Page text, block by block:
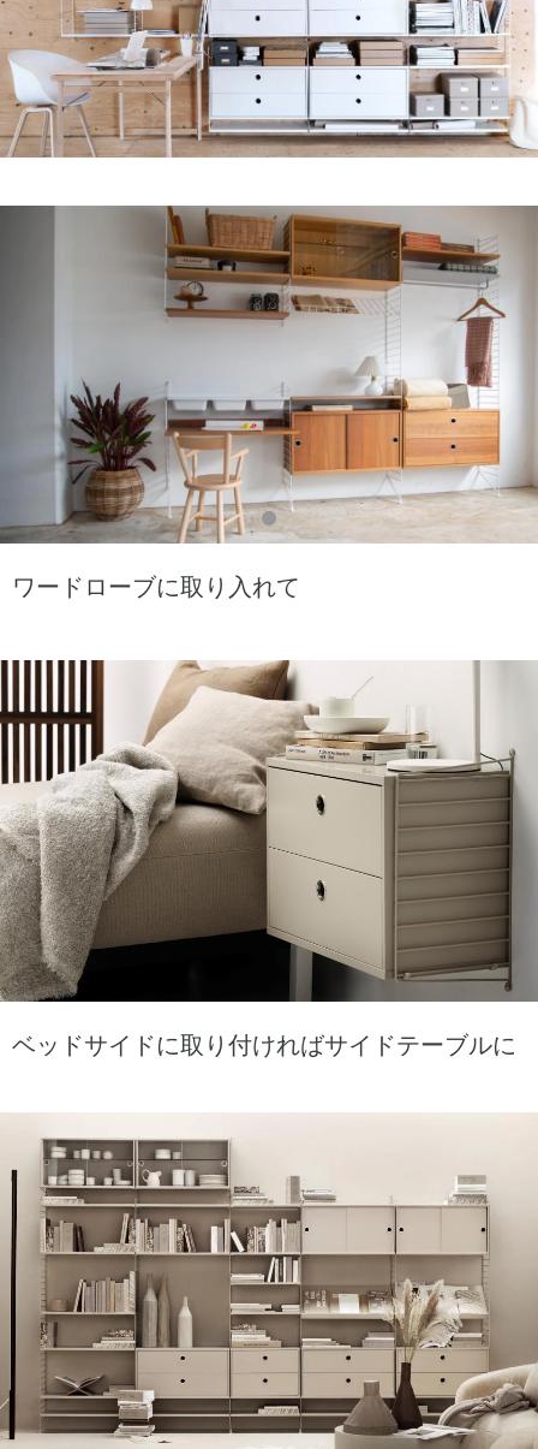
ワードローブに取り入れて
ベッドサイドに取り付ければサイドテーブルに